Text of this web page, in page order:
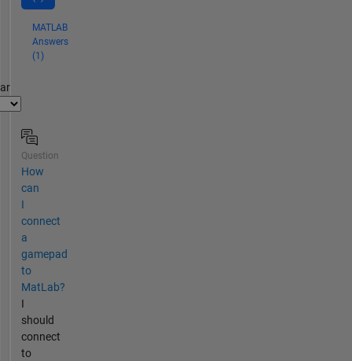
MATLAB
Answers
(1)
Question
How
can
I
connect
a
gamepad
to
MatLab?
I
should
connect
to